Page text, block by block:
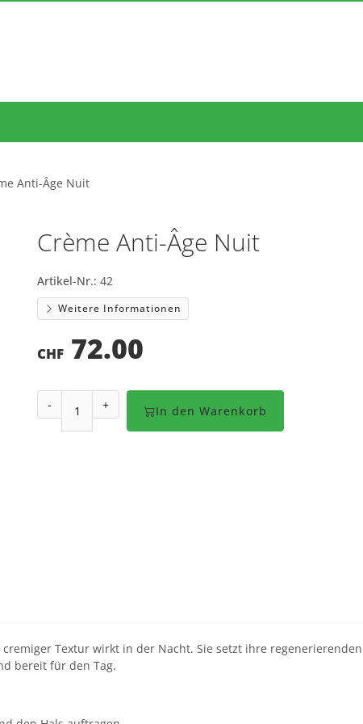
Anti-Âge Nuit
Crème Anti-Âge Nuit
Artikel-Nr.: 42
Weitere Informationen
CHF 72.00
- + In den Warenkorb
Textur wirkt in der Nacht. Sie setzt ihre
bereit für den Tag.